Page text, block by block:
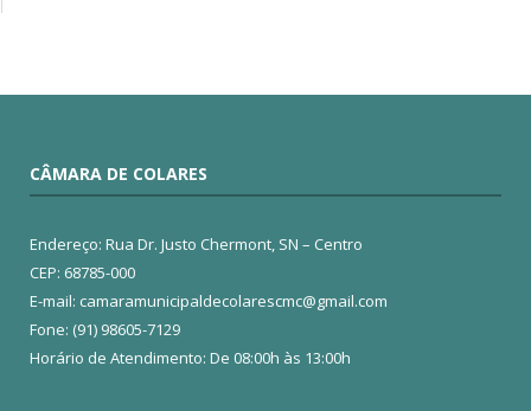
CÂMARA DE COLARES
Endereço: Rua Dr. Justo Chermont, SN – Centro
CEP: 68785-000
E-mail: camaramunicipaldecolarescmc@gmail.com
Fone: (91) 98605-7129
Horário de Atendimento: De 08:00h às 13:00h